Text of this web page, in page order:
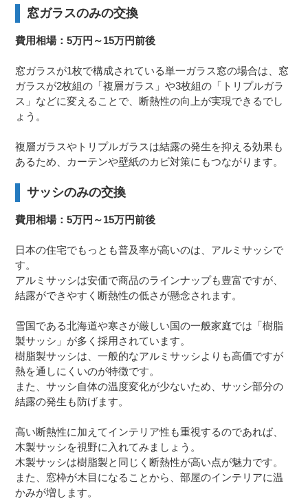
窓ガラスのみの交換
費用相場：5万円～15万円前後
窓ガラスが1枚で構成されている単一ガラス窓の場合は、窓
ガラスが2枚組の「複層ガラス」や3枚組の「トリプルガラ
ス」などに変えることで、断熱性の向上が実現できるでし
ょう。
複層ガラスやトリプルガラスは結露の発生を抑える効果も
あるため、カーテンや壁紙のカビ対策にもつながります。
サッシのみの交換
費用相場：5万円～15万円前後
日本の住宅でもっとも普及率が高いのは、アルミサッシで
す。
アルミサッシは安価で商品のラインナップも豊富ですが、
結露ができやすく断熱性の低さが懸念されます。
雪国である北海道や寒さが厳しい国の一般家庭では「樹脂
製サッシ」が多く採用されています。
樹脂製サッシは、一般的なアルミサッシよりも高価ですが
熱を通しにくいのが特徴です。
また、サッシ自体の温度変化が少ないため、サッシ部分の
結露の発生も防げます。
高い断熱性に加えてインテリア性も重視するのであれば、
木製サッシを視野に入れてみましょう。
木製サッシは樹脂製と同じく断熱性が高い点が魅力です。
また、窓枠が木目になることから、部屋のインテリアに温
かみが増します。